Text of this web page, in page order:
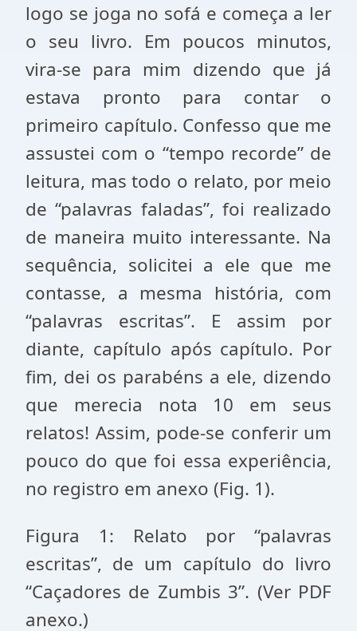
logo se joga no sofá e começa a ler
o seu livro. Em poucos minutos,
vira-se para mim dizendo que já
estava pronto para contar o
primeiro capítulo. Confesso que me
assustei com o “tempo recorde” de
leitura, mas todo o relato, por meio
de “palavras faladas”, foi realizado
de maneira muito interessante. Na
sequência, solicitei a ele que me
contasse, a mesma história, com
“palavras escritas”. E assim por
diante, capítulo após capítulo. Por
fim, dei os parabéns a ele, dizendo
que merecia nota 10 em seus
relatos! Assim, pode-se conferir um
pouco do que foi essa experiência,
no registro em anexo (Fig. 1).
Figura 1: Relato por “palavras
escritas”, de um capítulo do livro
“Caçadores de Zumbis 3”. (Ver PDF
anexo.)